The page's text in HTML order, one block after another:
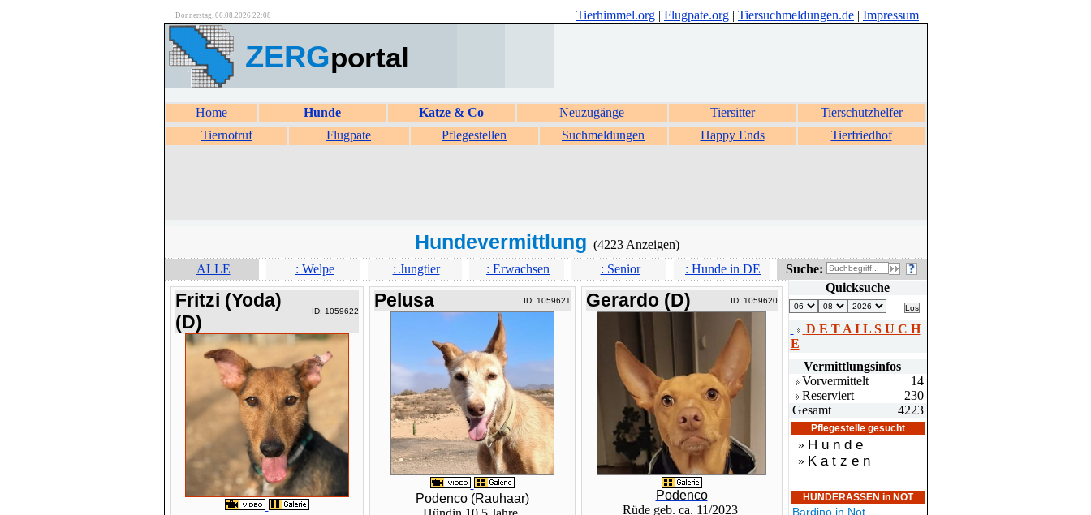
Donnerstag, 06.08.2026 22:08 Tierhimmel.org | Flugpate.org | Tiersuchmeldungen.de | Impressum
ZERGportal
Home Hunde Katze & Co Neuzugänge Tiersitter
Tierschutzhelfer
Tiernotruf
Flugpate Pflegestellen Suchmeldungen Happy Ends Tierfriedhof
Hundevermittlung (4223 Anzeigen)
ALLE
: Welpe : Jungtier : Erwachsen : Senior : Hunde in DE Suche:
Fritzi (Yoda)
(D)
ID: 1059622
Pelusa ID: 1059621
Podenco (Rauhaar)
Gerardo (D) ID: 1059620
Podenco
Rüde geb. ca. 11/2023
Quicksuche
D E T A I L S U C H
E
Vermittlungsinfos
Vorvermittelt
14
Reserviert
230
Gesamt
4223
Pflegestelle gesucht
» H u n d e
» K a t z e n
HUNDERASSEN in NOT
Bardino in Not